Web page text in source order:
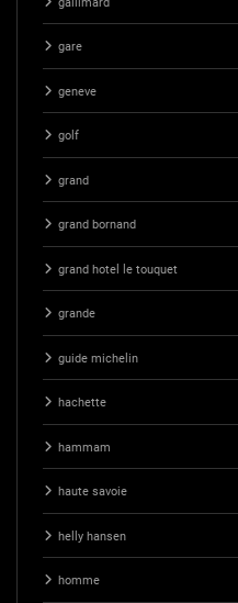
gare
geneve
golf
grand
grand bornand
grand hotel le touquet
grande
guide michelin
hachette
hammam
haute savoie
helly hansen
homme